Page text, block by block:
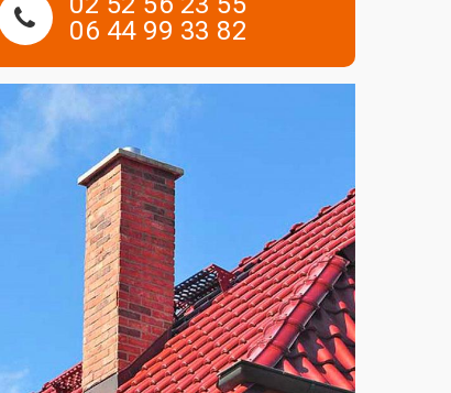
06 44 99 33 82